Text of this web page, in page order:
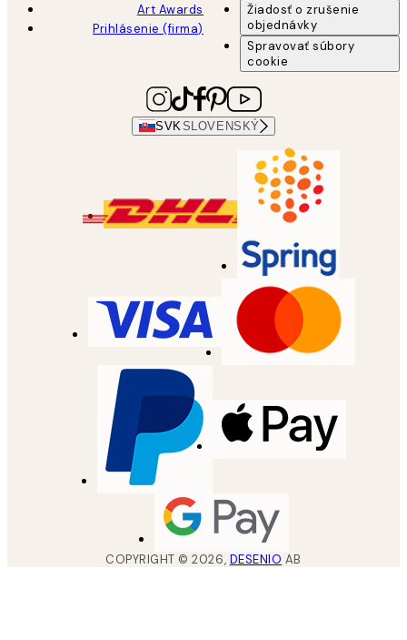
Art Awards
Prihlásenie (firma)
Žiadosť o zrušenie
objednávky
Spravovať súbory
cookie
SVKSLOVENSKÝ
COPYRIGHT ©2026, DESENIO AB